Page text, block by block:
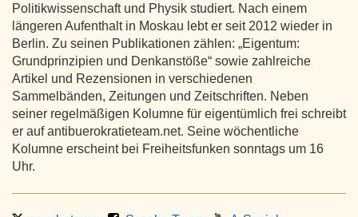
Politikwissenschaft und Physik studiert. Nach einem
längeren Aufenthalt in Moskau lebt er seit 2012 wieder in
Berlin. Zu seinen Publikationen zählen: „Eigentum:
Grundprinzipien und Denkanstöße“ sowie zahlreiche
Artikel und Rezensionen in verschiedenen
Sammelbänden, Zeitungen und Zeitschriften. Neben
seiner regelmäßigen Kolumne für eigentümlich frei schreibt
er auf antibuerokratieteam.net. Seine wöchentliche
Kolumne erscheint bei Freiheitsfunken sonntags um 16
Uhr.